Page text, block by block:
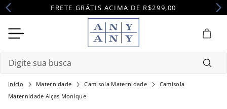
FRETE GRÁTIS ACIMA DE R$299,00
Maternidade Camisola Maternidade
Camisola
Maternidade Alças Monique
Termos mais buscados